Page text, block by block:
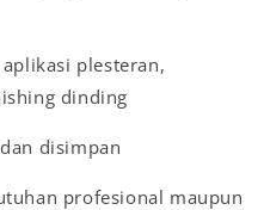
plesteran,
dinding
disimpan
profesional maupun